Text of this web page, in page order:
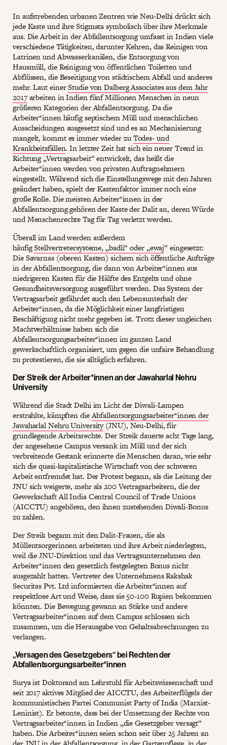
In aufstrebenden urbanen Zentren wie Neu-Delhi drückt sich
jede Kaste und ihre Stigmata symbolisch über ihre Merkmale
aus. Die Arbeit in der Abfallentsorgung umfasst in Indien viele
verschiedene Tätigkeiten, darunter Kehren, das Reinigen von
Latrinen und Abwasserkanälen, die Entsorgung von
Hausmüll, die Reinigung von öffentlichen Toiletten und
Abflüssen, die Beseitigung von städtischem Abfall und anderes
mehr. Laut einerStudie von Dalberg Associates aus dem Jahr
2017arbeiten in Indien fünf Millionen Menschen in neun
größeren Kategorien der Abfallentsorgung. Da die
Arbeiter*innen häufig septischem Müll und menschlichen
Ausscheidungen ausgesetzt sind und es an Mechanisierung
mangelt, kommt es immer wieder zuTodes- und
Krankheitsfällen. In letzter Zeit hat sich ein neuer Trend in
Richtung „Vertragsarbeit“ entwickelt, das heißt die
Arbeiter*innen werden von privaten Auftragnehmern
eingestellt. Während sich die Einstellungswege mit den Jahren
geändert haben, spielt der Kastenfaktor immer noch eine
große Rolle. Die meisten Arbeiter*innen in der
Abfallentsorgung gehören der Kaste der Dalit an, deren Würde
und Menschenrechte Tag für Tag verletzt werden.
Überall im Land werden außerdem
häufigStellvertretersysteme, „badli“ oder „ewaj“ eingesetzt:
Die Savarnas (oberen Kasten) sichern sich öffentliche Aufträge
in der Abfallentsorgung, die dann von Arbeiter*innen aus
niedrigeren Kasten für die Hälfte des Entgelts und ohne
Gesundheitsversorgung ausgeführt werden. Das System der
Vertragsarbeit gefährdet auch den Lebensunterhalt der
Arbeiter*innen, da die Möglichkeit einer langfristigen
Beschäftigung nicht mehr gegeben ist. Trotz dieser ungleichen
Machtverhältnisse haben sich die
Abfallentsorgungsarbeiter*innen im ganzen Land
gewerkschaftlich organisiert, um gegen die unfaire Behandlung
zu protestieren, die sie alltäglich erfahren.
Der Streik der Arbeiter*innen an der Jawaharlal Nehru
University
Während die Stadt Delhi im Licht der Diwali-Lampen
erstrahlte, kämpften dieAbfallentsorgungsarbeiter*innen der
Jawaharlal Nehru University(JNU), Neu-Delhi, für
grundlegende Arbeitsrechte. Der Streik dauerte acht Tage lang,
der angesehene Campus versank im Müll und der sich
verbreitende Gestank erinnerte die Menschen daran, wie sehr
sich die quasi-kapitalistische Wirtschaft von der schweren
Arbeit entfremdet hat. Der Protest begann, als die Leitung der
JNU sich weigerte, mehr als 200 Vertragsarbeitern, die der
Gewerkschaft All India Central Council of Trade Unions
(AICCTU) angehören, den ihnen zustehenden Diwali-Bonus
zu zahlen.
Der Streik begann mit den Dalit-Frauen, die als
Müllentsorgerinnen arbeiteten und ihre Arbeit niederlegten,
weil die JNU-Direktion und das Vertragsunternehmen den
Arbeiter*innen den gesetzlich festgelegten Bonus nicht
ausgezahlt hatten. Vertreter des Unternehmens Rakshak
Securitas Pvt. Ltd informierten die Arbeiter*innen auf
respektlose Art und Weise, dass sie 50-100 Rupien bekommen
könnten. Die Bewegung gewann an Stärke und andere
Vertragsarbeiter*innen auf dem Campus schlossen sich
zusammen, um die Herausgabe von Gehaltsabrechnungen zu
verlangen.
„Versagen des Gesetzgebers“ bei Rechten der
Abfallentsorgungsarbeiter*innen
Surya ist Doktorand am Lehrstuhl für Arbeitswissenschaft und
seit 2017 aktives Mitglied der AICCTU, des Arbeiterflügels der
kommunistischen Partei Communist Party of India (Marxist-
Leninist). Er betonte, dass bei der Umsetzung der Rechte von
Vertragsarbeiter*innen in Indien „die Gesetzgeber versagt“
haben. Die Arbeiter*innen seien schon seit über 25 Jahren an